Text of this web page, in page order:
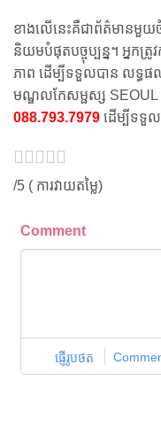
ខាងលើនេះគឺជាព័ត៌មានមួយ
និយមបំផុតបច្ចុប្បន្ន។ អ្នកត្
ភាព ដើម្បីទទួលបាន លទ្ធផ
មណ្ឌលកែសម្ផស្ស SEOUL
088.793.7979 ដើម្បីទទួល
/5 ( ការ​វាយ​តម្លៃ)
Comment
ផ្ញើរូបថត